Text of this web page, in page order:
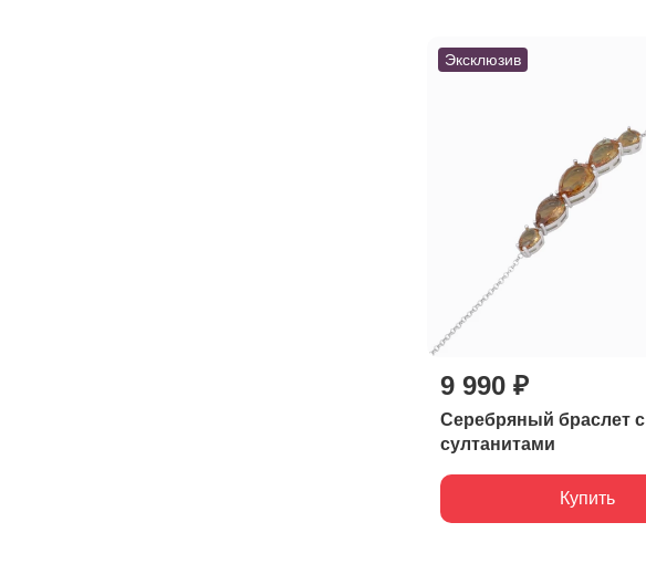
Эксклюзив
9 990 ₽
Серебряный браслет с
султанитами
Купить